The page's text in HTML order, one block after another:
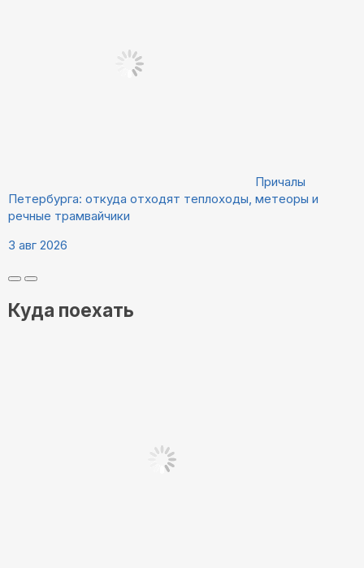
Причалы
Петербурга: откуда отходят теплоходы, метеоры и
речные трамвайчики
3 авг 2026
Куда поехать